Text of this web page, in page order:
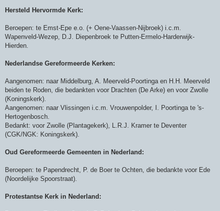
Hersteld Hervormde Kerk:
Beroepen: te Emst-Epe e.o. (+ Oene-Vaassen-Nijbroek) i.c.m.
Wapenveld-Wezep, D.J. Diepenbroek te Putten-Ermelo-Harderwijk-
Hierden.
Nederlandse Gereformeerde Kerken:
Aangenomen: naar Middelburg, A. Meerveld-Poortinga en H.H. Meerveld
beiden te Roden, die bedankten voor Drachten (De Arke) en voor Zwolle
(Koningskerk).
Aangenomen: naar Vlissingen i.c.m. Vrouwenpolder, I. Poortinga te 's-
Hertogenbosch.
Bedankt: voor Zwolle (Plantagekerk), L.R.J. Kramer te Deventer
(CGK/NGK: Koningskerk).
Oud Gereformeerde Gemeenten in Nederland:
Beroepen: te Papendrecht, P. de Boer te Ochten, die bedankte voor Ede
(Noordelijke Spoorstraat).
Protestantse Kerk in Nederland: